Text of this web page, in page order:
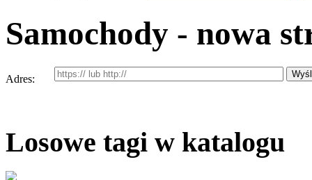
Samochody - nowa
Adres:
Losowe tagi w katalogu